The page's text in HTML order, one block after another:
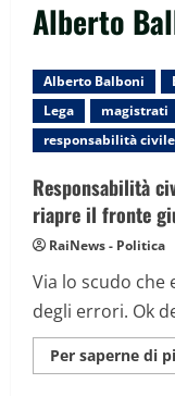
Alberto
Alberto Balboni
Lega
magistrati
responsabilità
Responsabilità
riapre il fronte
RaiNews - Politica
Via lo scudo
degli errori. Ok
Per saperne di